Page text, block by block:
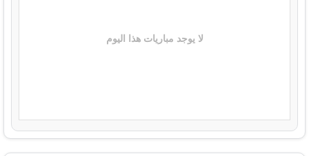
لا يوجد مباريات هذا اليوم